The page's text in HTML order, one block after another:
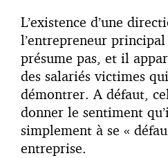
L’existence d’une
l’entrepreneur
présume pas, et il
des salariés victimes
démontrer. A défaut,
donner le sentiment
simplement à se «
entreprise.